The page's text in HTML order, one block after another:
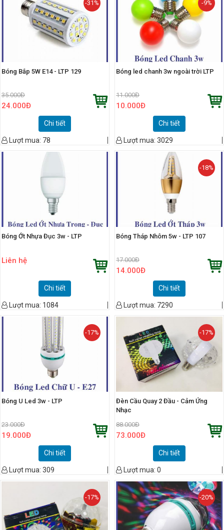
-31%
Bóng Bắp 5W E14 - LTP 129
35.000Đ
24.000Đ
Chi tiết
Lượt mua: 78
-9%
Bóng led chanh 3w ngoài trời LTP
11.000Đ
10.000Đ
Chi tiết
Lượt mua: 3029
Bóng Ớt Nhựa Đục 3w - LTP
Liên hệ
Chi tiết
Lượt mua: 1084
-18%
Bóng Tháp Nhôm 5w - LTP 107
17.000Đ
14.000Đ
Chi tiết
Lượt mua: 7290
-17%
Bóng U Led 3w - LTP
23.000Đ
19.000Đ
Chi tiết
Lượt mua: 309
-17%
Đèn Cầu Quay 2 Đầu - Cảm Ứng
Nhạc
88.000Đ
73.000Đ
Chi tiết
Lượt mua: 0
-17% -20%